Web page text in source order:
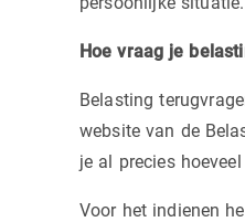
Hoe vraag je
Belasting
website van de
je al precies
Voor het indienen